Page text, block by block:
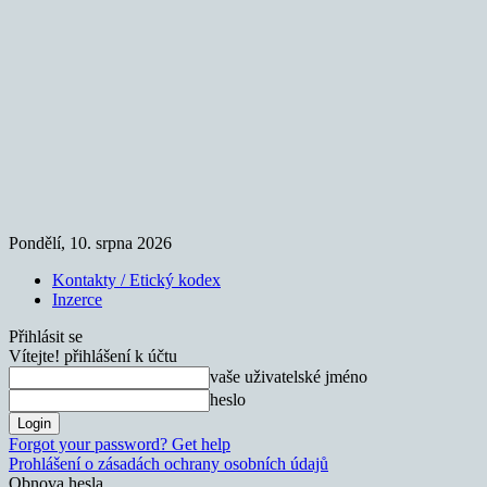
Pondělí, 10. srpna 2026
Kontakty / Etický kodex
Inzerce
Přihlásit se
Vítejte! přihlášení k účtu
vaše uživatelské jméno
heslo
Forgot your password? Get help
Prohlášení o zásadách ochrany osobních údajů
Obnova hesla